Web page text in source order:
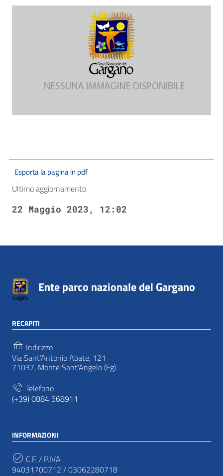
Esporta la pagina in pdf
Ultimo aggiornamento
22 Maggio 2023, 12:02
Ente parco nazionale del Gargano
RECAPITI
Indirizzo
Via Sant’Antonio Abate, 121
71037, Monte Sant'Angelo (Fg)
Telefono
(+39) 0884 568911
INFORMAZIONI
C.F. / P.IVA
94031700712 / 03062280718